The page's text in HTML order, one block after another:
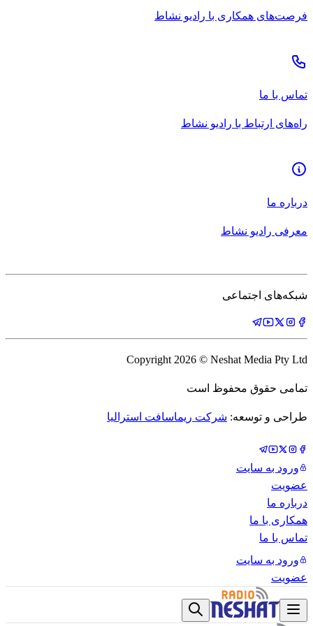
فرصت‌های همکاری با رادیو نشاط
تماس با ما
راه‌های ارتباط با رادیو نشاط
درباره ما
معرفی رادیو نشاط
شبکه‌های اجتماعی
Copyright 2026 © Neshat Media Pty Ltd
تمامی حقوق محفوظ است
طراحی و توسعه: شرکت ریماسافت استرالیا
ورود به سایت
عضویت
درباره ما
همکاری با ما
تماس با ما
ورود به سایت
عضویت